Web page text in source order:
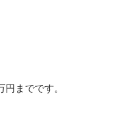
までです。